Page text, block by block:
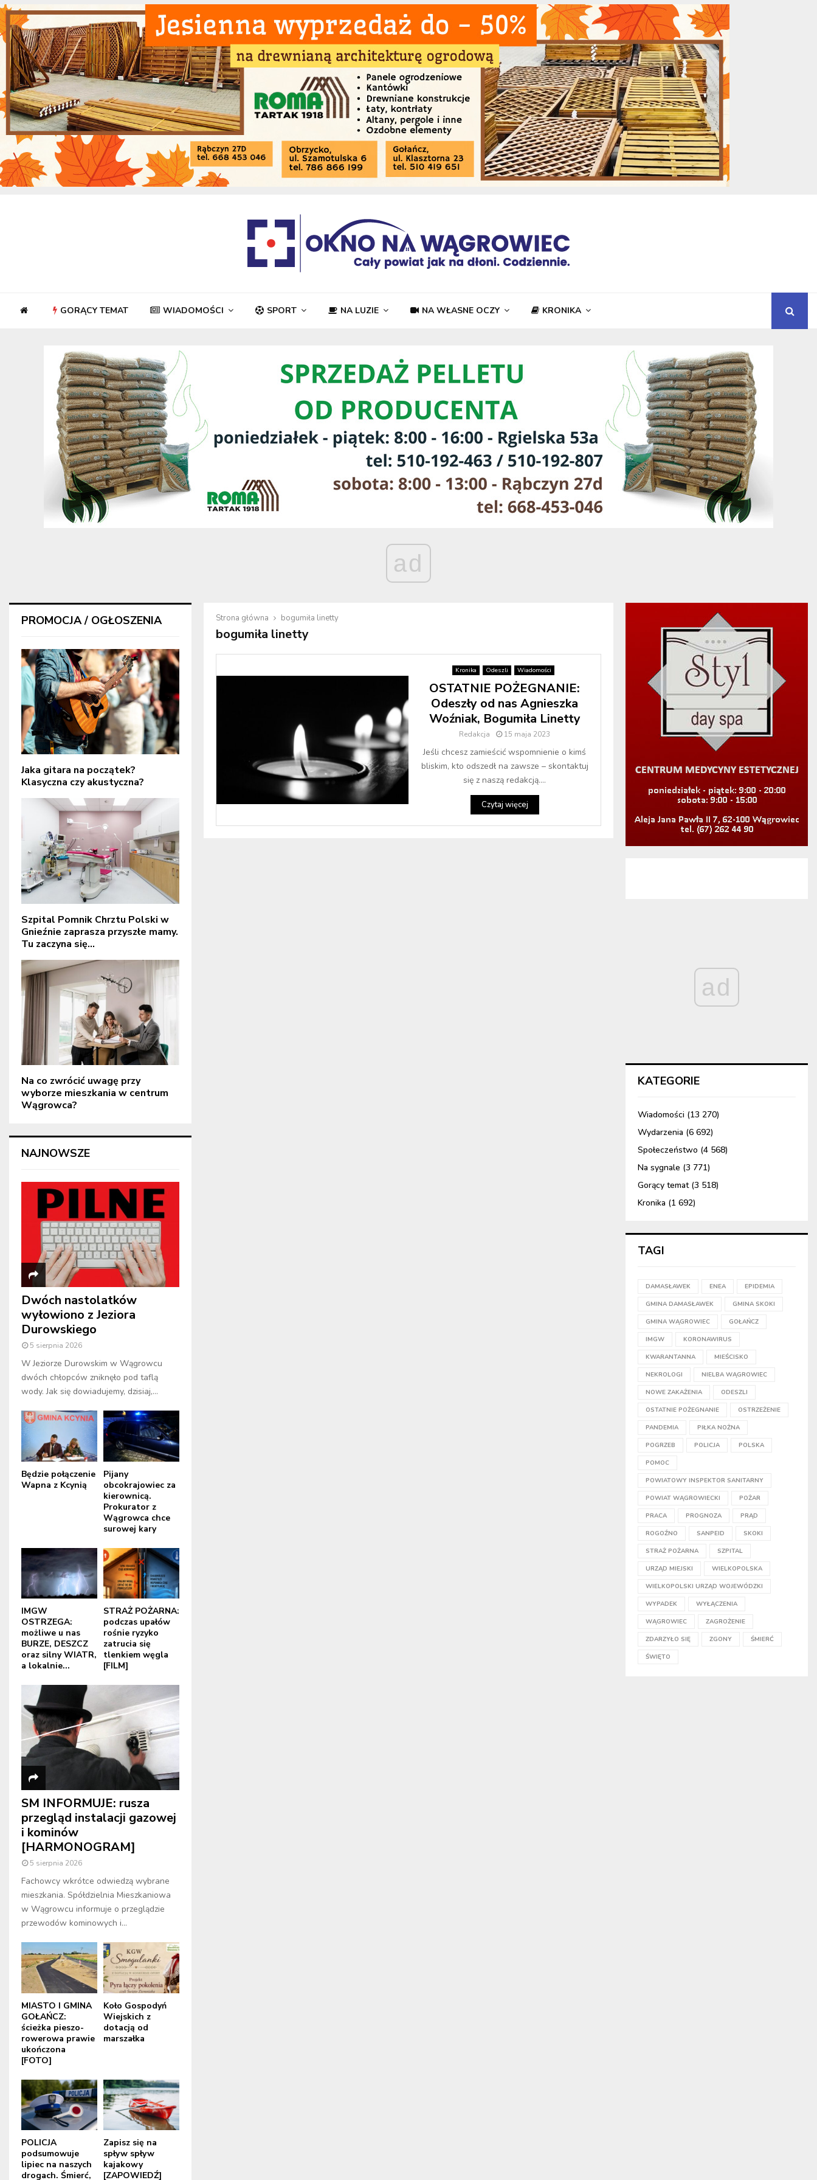
GORĄCY TEMAT WIADOMOŚCI SPORT NA LUZIE NA WŁASNE OCZY KRONIKA
ad
Strona główna bogumiła linetty
bogumiła linetty
Kronika Odeszli Wiadomości
OSTATNIE POŻEGNANIE:
Odeszły od nas Agnieszka
Woźniak, Bogumiła Linetty
Redakcja 15 maja 2023
Jeśli chcesz zamieścić wspomnienie o kimś
bliskim, kto odszedł na zawsze – skontaktuj
się z naszą redakcją....
Czytaj więcej
PROMOCJA / OGŁOSZENIA
Jaka gitara na początek?
Klasyczna czy akustyczna?
Szpital Pomnik Chrztu Polski w
Gnieźnie zaprasza przyszłe mamy.
Tu zaczyna się...
Na co zwrócić uwagę przy
wyborze mieszkania w centrum
Wągrowca?
NAJNOWSZE
Dwóch nastolatków
wyłowiono z Jeziora
Durowskiego
5 sierpnia 2026
W Jeziorze Durowskim w Wągrowcu
dwóch chłopców zniknęło pod taflą
wody. Jak się dowiadujemy, dzisiaj,...
Będzie połączenie
Wapna z Kcynią
Pijany
obcokrajowiec za
kierownicą.
Prokurator z
Wągrowca chce
surowej kary
IMGW
OSTRZEGA:
możliwe u nas
BURZE, DESZCZ
oraz silny WIATR,
a lokalnie...
STRAŻ POŻARNA:
podczas upałów
rośnie ryzyko
zatrucia się
tlenkiem węgla
[FILM]
SM INFORMUJE: rusza
przegląd instalacji gazowej
i kominów
[HARMONOGRAM]
5 sierpnia 2026
Fachowcy wkrótce odwiedzą wybrane
mieszkania. Spółdzielnia Mieszkaniowa
w Wągrowcu informuje o przeglądzie
przewodów kominowych i...
MIASTO I GMINA
GOŁAŃCZ:
ścieżka pieszo-
rowerowa prawie
ukończona
[FOTO]
Koło Gospodyń
Wiejskich z
dotacją od
marszałka
POLICJA
podsumowuje
lipiec na naszych
drogach. Śmierć,
Zapisz się na
spływ spływ
kajakowy
[ZAPOWIEDŹ]
ad
KATEGORIE
Wiadomości (13 270)
Wydarzenia (6 692)
Społeczeństwo (4 568)
Na sygnale (3 771)
Gorący temat(3 518)
Kronika (1 692)
TAGI
DAMASŁAWEK ENEA EPIDEMIA
GMINA DAMASŁAWEK GMINA SKOKI
GMINA WĄGROWIEC GOŁAŃCZ
IMGW KORONAWIRUS
KWARANTANNA MIEŚCISKO
NEKROLOGI NIELBA WĄGROWIEC
NOWE ZAKAŻENIA ODESZLI
OSTATNIE POŻEGNANIE OSTRZEŻENIE
PANDEMIA PIŁKA NOŻNA
POGRZEB POLICJA POLSKA
POMOC
POWIATOWY INSPEKTOR SANITARNY
POWIAT WĄGROWIECKI POŻAR
PRACA PROGNOZA PRĄD
ROGOŹNO SANPEID SKOKI
STRAŻ POŻARNA SZPITAL
URZĄD MIEJSKI WIELKOPOLSKA
WIELKOPOLSKI URZĄD WOJEWÓDZKI
WYPADEK WYŁĄCZENIA
WĄGROWIEC ZAGROŻENIE
ZDARZYŁO SIĘ ZGONY ŚMIERĆ
ŚWIĘTO